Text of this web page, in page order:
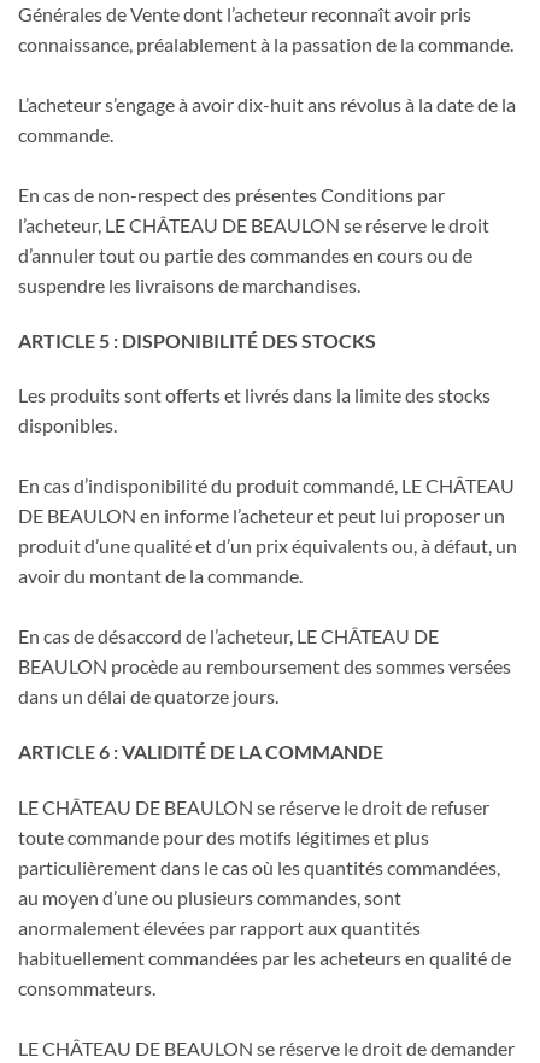
Générales de Vente dont l’acheteur reconnaît avoir pris
connaissance, préalablement à la passation de la commande.
L’acheteur s’engage à avoir dix-huit ans révolus à la date de la
commande.
En cas de non-respect des présentes Conditions par
l’acheteur, LE CHÂTEAU DE BEAULON se réserve le droit
d’annuler tout ou partie des commandes en cours ou de
suspendre les livraisons de marchandises.
ARTICLE 5 : DISPONIBILITÉ DES STOCKS
Les produits sont offerts et livrés dans la limite des stocks
disponibles.
En cas d’indisponibilité du produit commandé, LE CHÂTEAU
DE BEAULON en informe l’acheteur et peut lui proposer un
produit d’une qualité et d’un prix équivalents ou, à défaut, un
avoir du montant de la commande.
En cas de désaccord de l’acheteur, LE CHÂTEAU DE
BEAULON procède au remboursement des sommes versées
dans un délai de quatorze jours.
ARTICLE 6 : VALIDITÉ DE LA COMMANDE
LE CHÂTEAU DE BEAULON se réserve le droit de refuser
toute commande pour des motifs légitimes et plus
particulièrement dans le cas où les quantités commandées,
au moyen d’une ou plusieurs commandes, sont
anormalement élevées par rapport aux quantités
habituellement commandées par les acheteurs en qualité de
consommateurs.
LE CHÂTEAU DE BEAULON se réserve le droit de demander